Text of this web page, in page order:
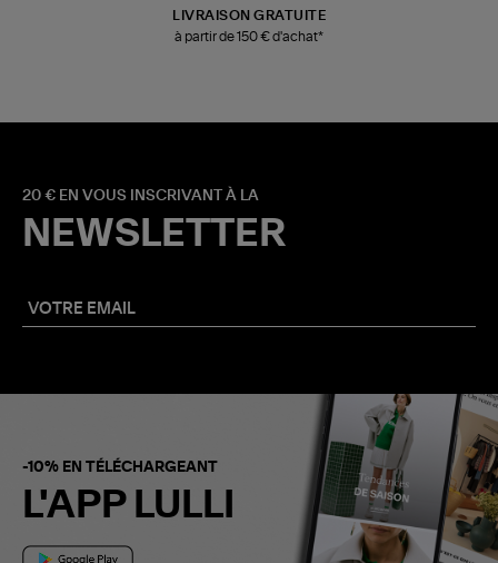
LIVRAISON GRATUITE
à partir de 150 € d'achat*
20 € EN VOUS INSCRIVANT À LA
NEWSLETTER
-10% EN TÉLÉCHARGEANT
L'APP LULLI